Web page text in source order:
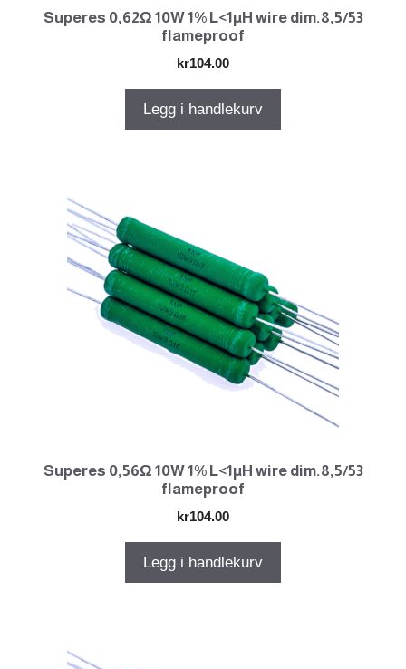
Superes 0,62Ω 10W 1% L<1µH wire dim.8,5/53
flameproof
kr104.00
Legg i handlekurv
Superes 0,56Ω 10W 1% L<1µH wire dim.8,5/53
flameproof
kr104.00
Legg i handlekurv